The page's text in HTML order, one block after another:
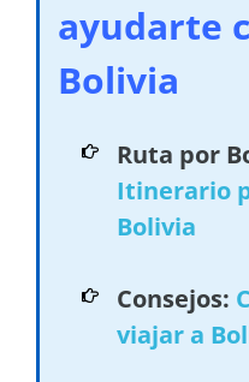
ayudarte
Bolivia
Ruta por
Itinerario
Bolivia
Consejos:
viajar a